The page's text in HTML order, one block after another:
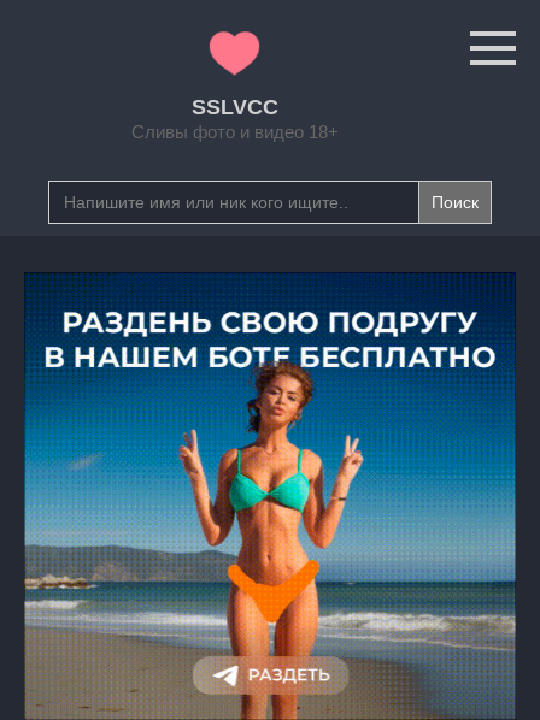
SSLVCC
Сливы фото и видео 18+
Search
for: